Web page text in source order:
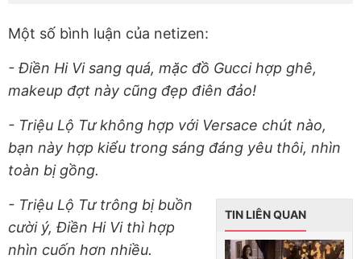
Một số bình luận của netizen:
- Điền Hi Vi sang quá, mặc đồ Gucci hợp ghê,
makeup đợt này cũng đẹp điên đảo!
- Triệu Lộ Tư không hợp với Versace chút nào,
bạn này hợp kiểu trong sáng đáng yêu thôi, nhìn
toàn bị gồng.
TIN LIÊN QUAN
- Triệu Lộ Tư trông bị buồn
cười ý, Điền Hi Vi thì hợp
nhìn cuốn hơn nhiều.